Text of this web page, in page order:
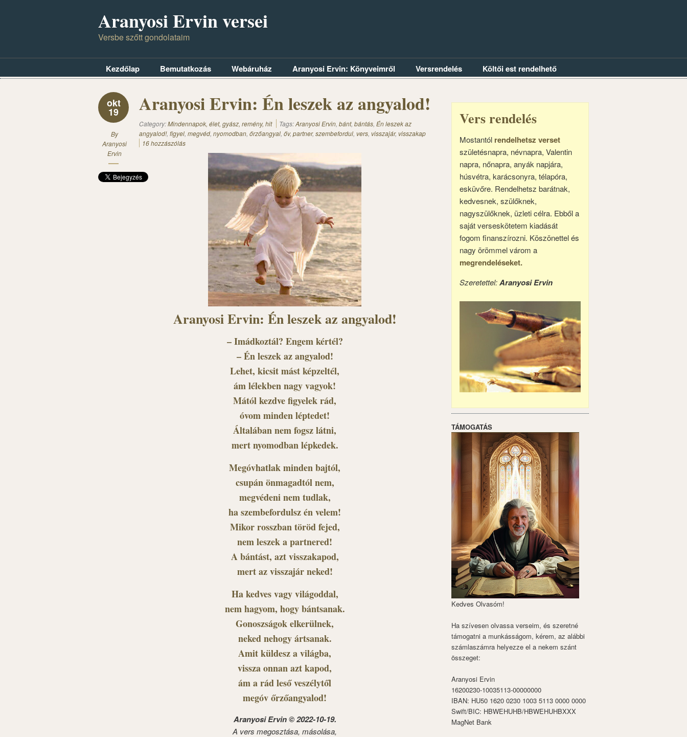
Aranyosi Ervin versei
Versbe szőtt gondolataim
Kezdőlap Bemutatkozás Webáruház Aranyosi Ervin: Könyveimről Versrendelés Költői est rendelhető
okt
19
By
Aranyosi
Ervin
Aranyosi Ervin: Én leszek az angyalod!
Category:Mindennapok, élet, gyász, remény, hit Tags:Aranyosi Ervin, bánt, bántás, Én leszek az
angyalod!, figyel, megvéd, nyomodban, őrzőangyal, őv, partner, szembefordul, vers, visszajár, visszakap
16 hozzászólás
Aranyosi Ervin: Én leszek az angyalod!
– Imádkoztál? Engem kértél?
– Én leszek az angyalod!
Lehet, kicsit mást képzeltél,
ám lélekben nagy vagyok!
Mától kezdve figyelek rád,
óvom minden léptedet!
Általában nem fogsz látni,
mert nyomodban lépkedek.
Megóvhatlak minden bajtól,
csupán önmagadtól nem,
megvédeni nem tudlak,
ha szembefordulsz én velem!
Mikor rosszban töröd fejed,
nem leszek a partnered!
A bántást, azt visszakapod,
mert az visszajár neked!
Ha kedves vagy világoddal,
nem hagyom, hogy bántsanak.
Gonoszságok elkerülnek,
neked nehogy ártsanak.
Amit küldesz a világba,
vissza onnan azt kapod,
ám a rád leső veszélytől
megóv őrzőangyalod!
Aranyosi Ervin © 2022-10-19.
A vers megosztása, másolása,
Vers rendelés
Mostantól rendelhetsz verset
születésnapra, névnapra, Valentin
napra, nőnapra, anyák napjára,
húsvétra, karácsonyra, télapóra,
esküvőre. Rendelhetsz barátnak,
kedvesnek, szülőknek,
nagyszülőknek, üzleti célra. Ebből a
saját verseskötetem kiadását
fogom finanszírozni. Köszönettel és
nagy örömmel várom a
megrendeléseket.
Szeretettel:Aranyosi Ervin
TÁMOGATÁS
Kedves Olvasóm!
Ha szívesen olvassa verseim, és szeretné
támogatni a munkásságom, kérem, az alábbi
számlaszámra helyezze el a nekem szánt
összeget:
Aranyosi Ervin
16200230-10035113-00000000
IBAN: HU50 1620 0230 1003 5113 0000 0000
Swift/BIC: HBWEHUHB/HBWEHUHBXXX
MagNet Bank